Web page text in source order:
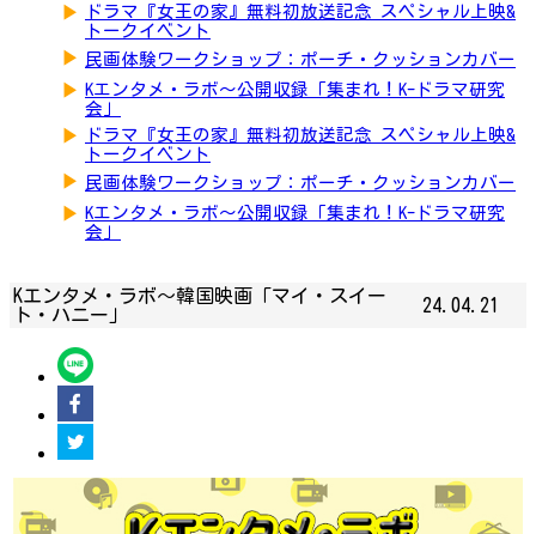
▶
ドラマ『女王の家』無料初放送記念 スペシャル上映&
トークイベント
▶ 民画体験ワークショップ：ポーチ・クッションカバー
▶ Kエンタメ・ラボ～公開収録「集まれ！K-ドラマ研究
会」
▶
ドラマ『女王の家』無料初放送記念 スペシャル上映&
トークイベント
▶ 民画体験ワークショップ：ポーチ・クッションカバー
▶ Kエンタメ・ラボ～公開収録「集まれ！K-ドラマ研究
会」
Kエンタメ・ラボ～韓国映画「マイ・スイー
ト・ハニー」
24.04.21